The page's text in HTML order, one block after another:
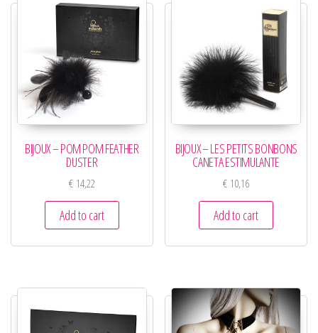
BIJOUX – POM POM FEATHER
DUSTER
€14,22
Add to cart
BIJOUX – LES PETITS BONBONS
CANETA ESTIMULANTE
€ 10,16
Add to cart